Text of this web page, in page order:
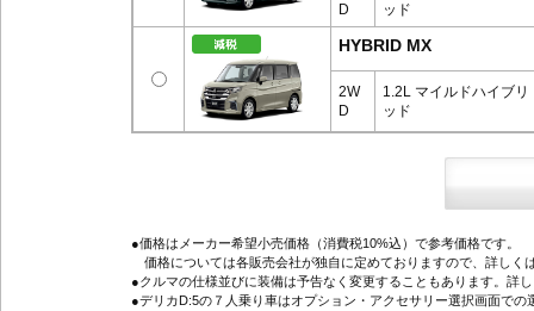
D
ッド
HYBRID MX
2W
D
1.2L マイルドハイブリ
ッド
●価格はメーカー希望小売価格（消費税10%込）で参考価格です。
価格については各販売会社が独自に定めておりますので、詳しく
●クルマの仕様並びに装備は予告なく変更することもあります。詳
●デリカD:5の７人乗り車はオプション・アクセサリー選択画面での